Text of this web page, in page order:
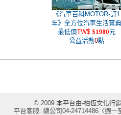
《汽車百科MOTOR-訂1
年》全方位汽車生活寶
最低價TW$ $1980元
公益活動0點
© 2009 本平台由-柏恆文化行
平台客服: 總公司04-24714486〈週